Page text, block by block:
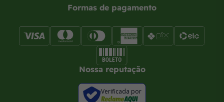
Formas de pagamento
Nossa reputação
Verificada por